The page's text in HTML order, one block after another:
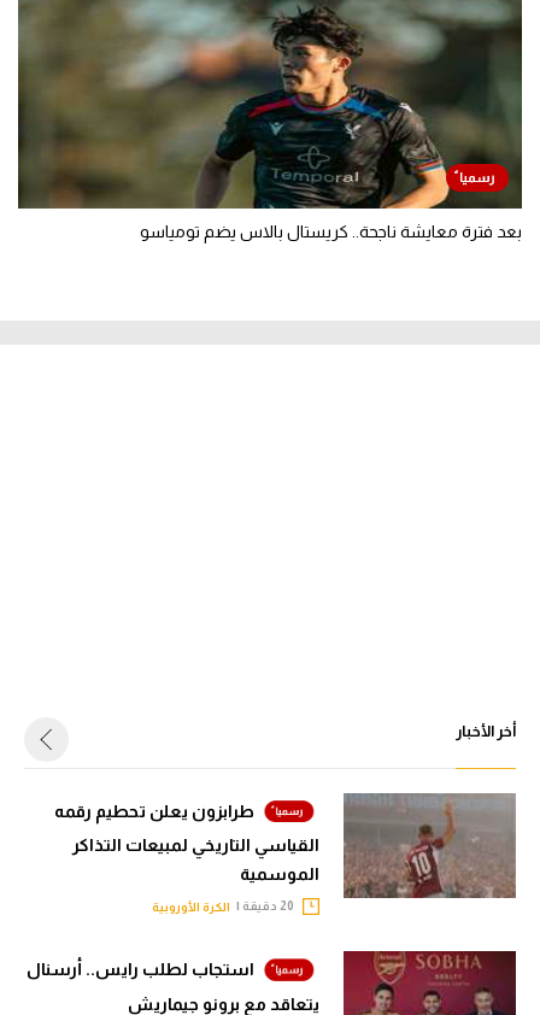
بعد فترة معايشة ناجحة.. كريستال بالاس يضم تومياسو
أخر الأخبار
طرابزون يعلن تحطيم رقمه
القياسي التاريخي لمبيعات التذاكر
الموسمية
الكرة الأوروبية
استجاب لطلب رايس.. أرسنال
يتعاقد مع برونو جيماريش